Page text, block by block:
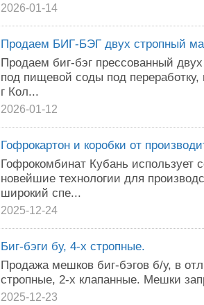
2026-01-14
Продаем БИГ-БЭГ двух стропный
Продаем биг-бэг прессованный
под пищевой соды под
г Кол...
2026-01-12
Гофрокартон и коробки от
Гофрокомбинат Кубань использует
новейшие технологии для
широкий спе...
2025-12-24
Биг-бэги бу, 4-х стропные.
Продажа мешков биг-бэгов б/у, в
стропные, 2-х клапанные. Мешки
2025-12-23